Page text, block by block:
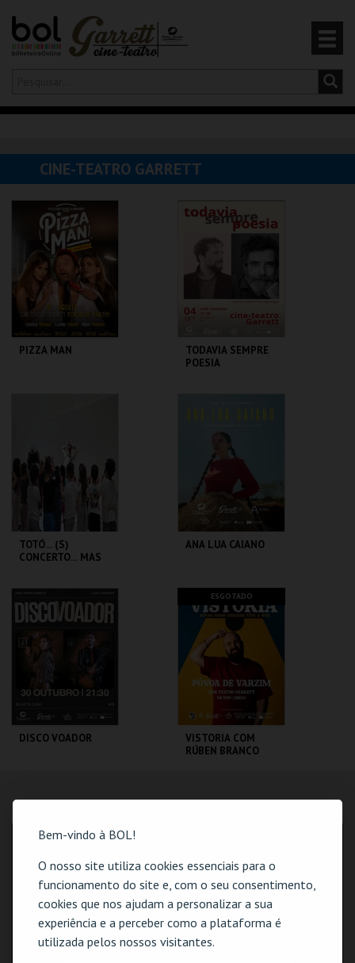
Bem-vindo à BOL!
O nosso site utiliza cookies essenciais para o
funcionamento do site e, com o seu consentimento,
cookies que nos ajudam a personalizar a sua
experiência e a perceber como a plataforma é
utilizada pelos nossos visitantes.
Olá,iniciar sessão
CARRINHO
EVENTOS
CARTÕES
PRODUTOS
CINE-TEATRO GARRETT
PIZZA MAN
MAIS INFO
COMPRAR
TODAVIA SEMPRE
POESIA
MAIS INFO
COMPRAR
TOTÓ... (S)
CONCERTO... MAS
CINE-TEATRO
GARRETT
MAIS INFO
ANA LUA CAIANO
CINE-TEATRO
GARRETT
MAIS INFO
COMPRAR
DISCO VOADOR
GARRETT
MAIS INFO
COMPRAR
ESGOTADO
VISTORIA COM
RÚBEN BRANCO
GARRETT
MORADA
Rua José Malgueira, 1-15
4490-647 Póvoa de Varzim
N: 41º22'48"
W: 08º45'54"